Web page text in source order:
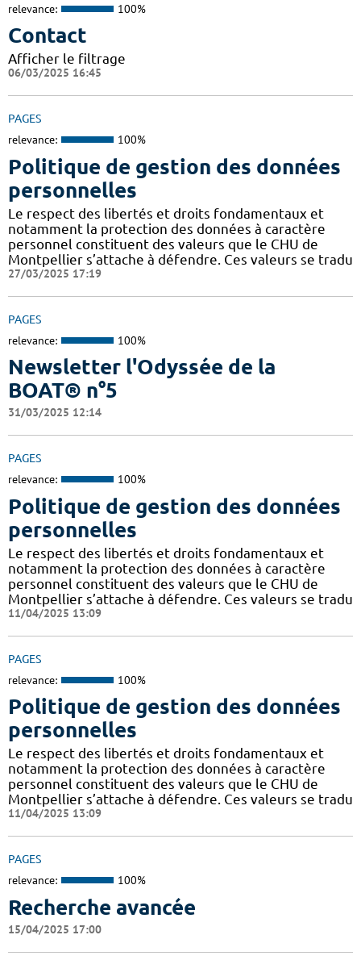
relevance: 100%
Contact
Afficher le filtrage
06/03/2025 16:45
PAGES
relevance: 100%
Politique de gestion des données
personnelles
Le respect des libertés et droits fondamentaux et
notamment la protection des données à caractère
personnel constituent des valeurs que le CHU de
Montpellier s’attache à défendre. Ces valeurs se tradu
27/03/2025 17:19
PAGES
relevance: 100%
Newsletter l'Odyssée de la
BOAT® n°5
31/03/2025 12:14
PAGES
relevance: 100%
Politique de gestion des données
personnelles
Le respect des libertés et droits fondamentaux et
notamment la protection des données à caractère
personnel constituent des valeurs que le CHU de
Montpellier s’attache à défendre. Ces valeurs se tradu
11/04/2025 13:09
PAGES
relevance: 100%
Politique de gestion des données
personnelles
Le respect des libertés et droits fondamentaux et
notamment la protection des données à caractère
personnel constituent des valeurs que le CHU de
Montpellier s’attache à défendre. Ces valeurs se tradu
11/04/2025 13:09
PAGES
relevance: 100%
Recherche avancée
15/04/2025 17:00